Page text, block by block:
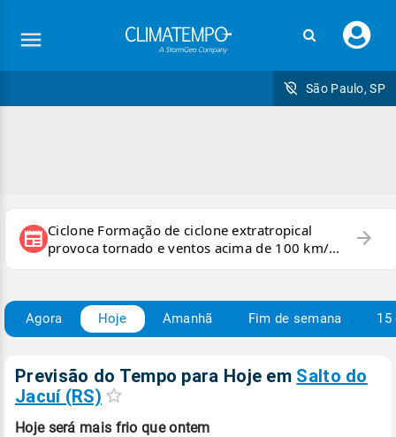
seu
São Paulo, SP
newspaper Ciclone Formação de ciclone extratropical
provoca tornado e ventos acima de 100 km/h
no RS
arrow_forward
Agora Hoje Amanhã Fim de semana 15
Previsão do Tempo para Hoje em Salto do
Jacuí (RS)
Hoje será mais frio que ontem